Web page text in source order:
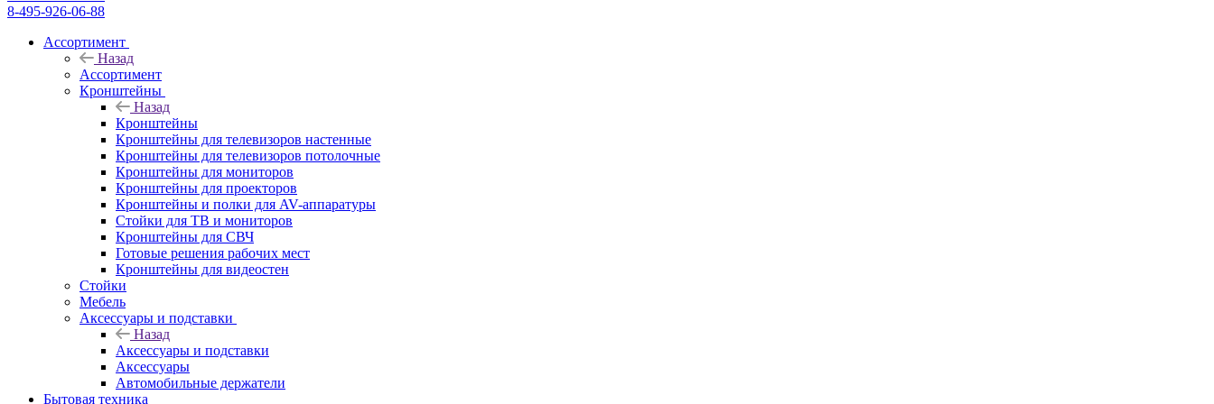
8-495-926-06-88
Ассортимент
Назад
Ассортимент
Кронштейны
Назад
Кронштейны
Кронштейны для телевизоров настенные
Кронштейны для телевизоров потолочные
Кронштейны для мониторов
Кронштейны для проекторов
Кронштейны и полки для AV-аппаратуры
Стойки для ТВ и мониторов
Кронштейны для СВЧ
Готовые решения рабочих мест
Кронштейны для видеостен
Стойки
Мебель
Аксессуары и подставки
Назад
Аксессуары и подставки
Аксессуары
Автомобильные держатели
Бытовая техника